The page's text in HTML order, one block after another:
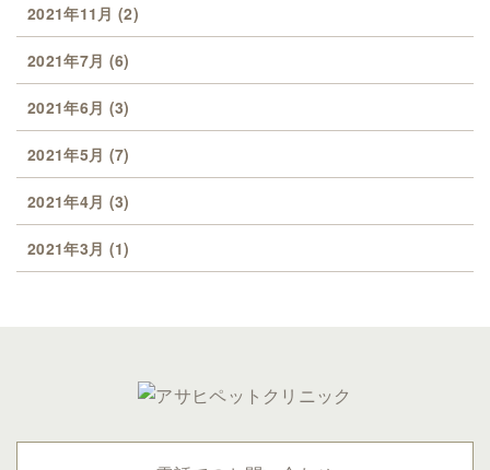
2021年11月 (2)
2021年7月 (6)
2021年6月 (3)
2021年5月 (7)
2021年4月 (3)
2021年3月 (1)